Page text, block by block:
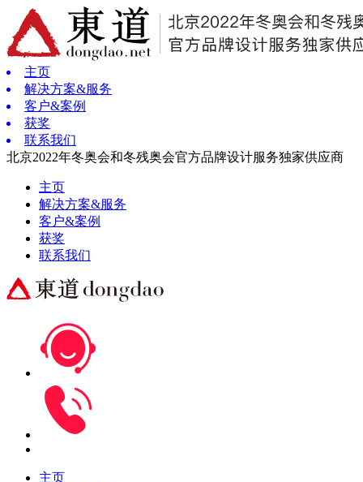
主页
解决方案&服务
客户&案例
获奖
联系我们
北京2022年冬奥会和冬残奥会官方品牌设计服务独家供应商
主页
解决方案&服务
客户&案例
获奖
联系我们
主页